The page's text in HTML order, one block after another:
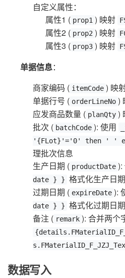
自定义属性：
属性1 ( prop1 ) 映射
属性2 ( prop2 ) 映射
属性3 ( prop3 ) 映射
单据信息：
商家编码 ( itemCode ) 映
单据行号 ( orderLineNo )
应发商品数量 ( planQty )
批次 ( batchCode ): 使用
'{FLot}'='0' then ' '
理批次信息
生产日期 ( productDate ):
date } } 格式化生产日期
过期日期 ( expireDate ):
date } } 格式化过期日期
备注 ( remark ): 合并两个
数据写入